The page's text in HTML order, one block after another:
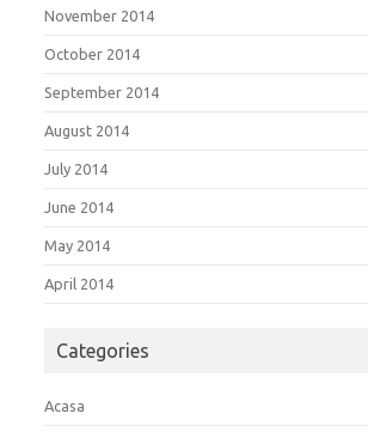
November 2014
October 2014
September 2014
August 2014
July 2014
June 2014
May 2014
April 2014
Categories
Acasa